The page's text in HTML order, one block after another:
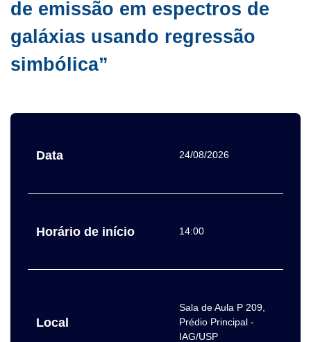
de emissão em espectros de
galáxias usando regressão
simbólica”
Data 24/08/2026
Horário de início 14:00
Local
Sala de Aula P 209,
Prédio Principal -
IAG/USP